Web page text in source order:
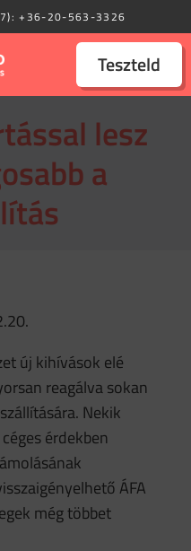
+36-20-563-3326
Teszteld
lesz
a
új kihívások elé
reagálva sokan
Nekik
érdekben
ÁFA
még többet